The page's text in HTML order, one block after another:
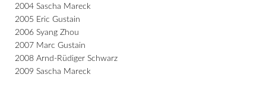
2004 Sascha Mareck
2005 Eric Gustain
2006 Syang Zhou
2007 Marc Gustain
2008 Arnd-Rüdiger Schwarz
2009 Sascha Mareck